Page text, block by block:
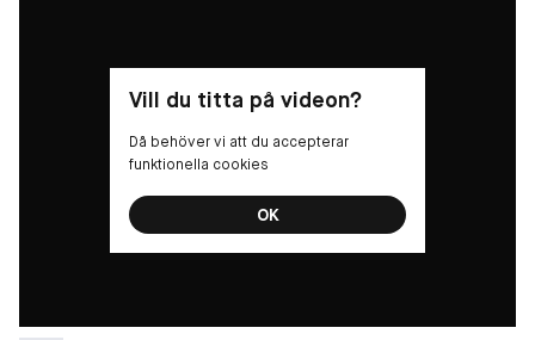
Vill du titta på videon?
Då behöver vi att du accepterar
funktionella cookies
OK